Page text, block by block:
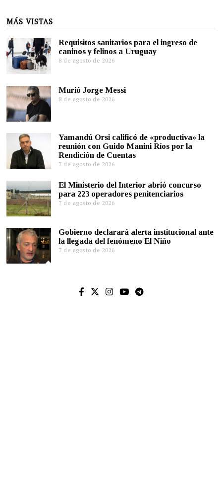
MÁS VISTAS
Requisitos sanitarios para el ingreso de
caninos y felinos a Uruguay
8 de agosto de 2026
Murió Jorge Messi
8 de agosto de 2026
Yamandú Orsi calificó de «productiva» la
reunión con Guido Manini Ríos por la
Rendición de Cuentas
7 de agosto de 2026
El Ministerio del Interior abrió concurso
para 223 operadores penitenciarios
7 de agosto de 2026
Gobierno declarará alerta institucional ante
la llegada del fenómeno El Niño
7 de agosto de 2026